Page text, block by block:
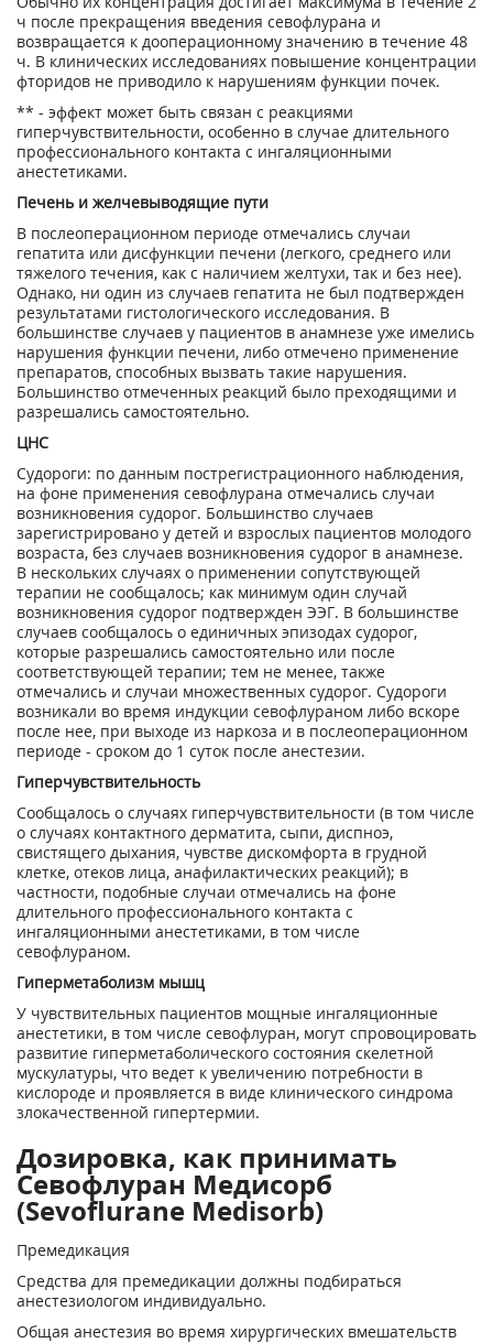
ч после прекращения введения севофлурана и
возвращается к дооперационному значению в течение 48
ч. В клинических исследованиях повышение концентрации
фторидов не приводило к нарушениям функции почек.
** - эффект может быть связан с реакциями
гиперчувствительности, особенно в случае длительного
профессионального контакта с ингаляционными
анестетиками.
Печень и желчевыводящие пути
В послеоперационном периоде отмечались случаи
гепатита или дисфункции печени (легкого, среднего или
тяжелого течения, как с наличием желтухи, так и без нее).
Однако, ни один из случаев гепатита не был подтвержден
результатами гистологического исследования. В
большинстве случаев у пациентов в анамнезе уже имелись
нарушения функции печени, либо отмечено применение
препаратов, способных вызвать такие нарушения.
Большинство отмеченных реакций было преходящими и
разрешались самостоятельно.
ЦНС
Судороги: по данным пострегистрационного наблюдения,
на фоне применения севофлурана отмечались случаи
возникновения судорог. Большинство случаев
зарегистрировано у детей и взрослых пациентов молодого
возраста, без случаев возникновения судорог в анамнезе.
В нескольких случаях о применении сопутствующей
терапии не сообщалось; как минимум один случай
возникновения судорог подтвержден ЭЭГ. В большинстве
случаев сообщалось о единичных эпизодах судорог,
которые разрешались самостоятельно или после
соответствующей терапии; тем не менее, также
отмечались и случаи множественных судорог. Судороги
возникали во время индукции севофлураном либо вскоре
после нее, при выходе из наркоза и в послеоперационном
периоде - сроком до 1 суток после анестезии.
Гиперчувствительность
Сообщалось о случаях гиперчувствительности (в том числе
о случаях контактного дерматита, сыпи, диспноэ,
свистящего дыхания, чувстве дискомфорта в грудной
клетке, отеков лица, анафилактических реакций); в
частности, подобные случаи отмечались на фоне
длительного профессионального контакта с
ингаляционными анестетиками, в том числе
севофлураном.
Гиперметаболизм мышц
У чувствительных пациентов мощные ингаляционные
анестетики, в том числе севофлуран, могут спровоцировать
развитие гиперметаболического состояния скелетной
мускулатуры, что ведет к увеличению потребности в
кислороде и проявляется в виде клинического синдрома
злокачественной гипертермии.
Дозировка, как принимать
Севофлуран Медисорб
(Sevoflurane Medisorb)
Премедикация
Средства для премедикации должны подбираться
анестезиологом индивидуально.
Общая анестезия во время хирургических вмешательств